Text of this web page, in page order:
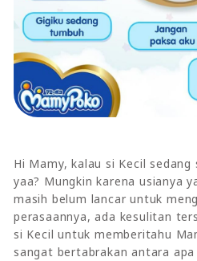
Hi Mamy, kalau si Kecil
yaa? Mungkin karena usianya
masih belum lancar untuk
perasaannya, ada kesulitan
si Kecil untuk memberitahu
sangat bertabrakan antara